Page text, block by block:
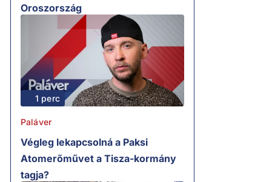
Oroszország
1 perc
Paláver
Végleg lekapcsolná a Paksi
Atomerőművet a Tisza-kormány
tagja?